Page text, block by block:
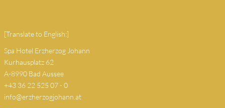
[Translate to English:]
Spa Hotel Erzherzog Johann
Kurhausplatz 62
A-8990 Bad Aussee
+43 36 22 525 07 - 0
info@erzherzogjohann.at